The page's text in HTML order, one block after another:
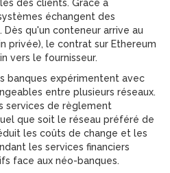
des clients. Grâce à
échangent des
qu'un conteneur arrive au
privée), le contrat sur Ethereum
vers le fournisseur.
banques expérimentent avec
entre plusieurs réseaux.
services de règlement
que soit le réseau préféré de
les coûts de change et les
les services financiers
face aux néo-banques.